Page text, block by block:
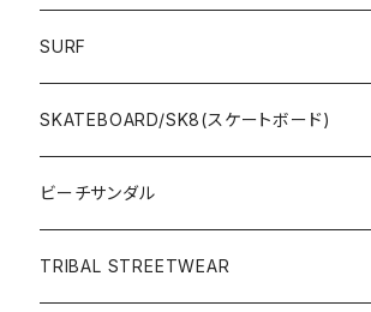
SURF
WetSuits(ウェットスーツ )
Surf Board(サーフボード )
OTHERS(サーフ小物)
SKATEBOARD/SK8(スケートボード)
CLOTHING(アパレル)
DECK(デッキ)
ビーチサンダル
TRIBAL STREETWEAR